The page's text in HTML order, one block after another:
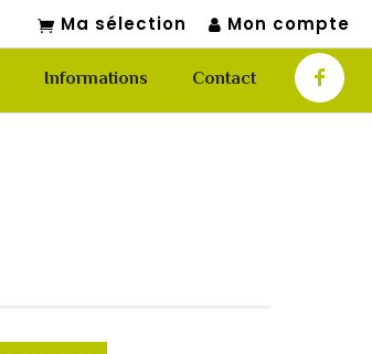
Ma sélection Mon compte
Informations Contact